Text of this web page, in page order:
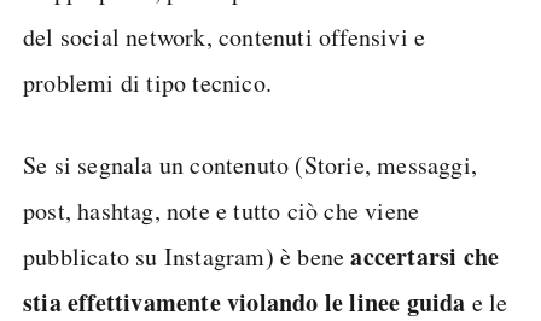
del social network, contenuti offensivi e
problemi di tipo tecnico.
Se si segnala un contenuto (Storie, messaggi,
post, hashtag, note e tutto ciò che viene
pubblicato su Instagram) è beneaccertarsi che
stia effettivamente violando le linee guida e le